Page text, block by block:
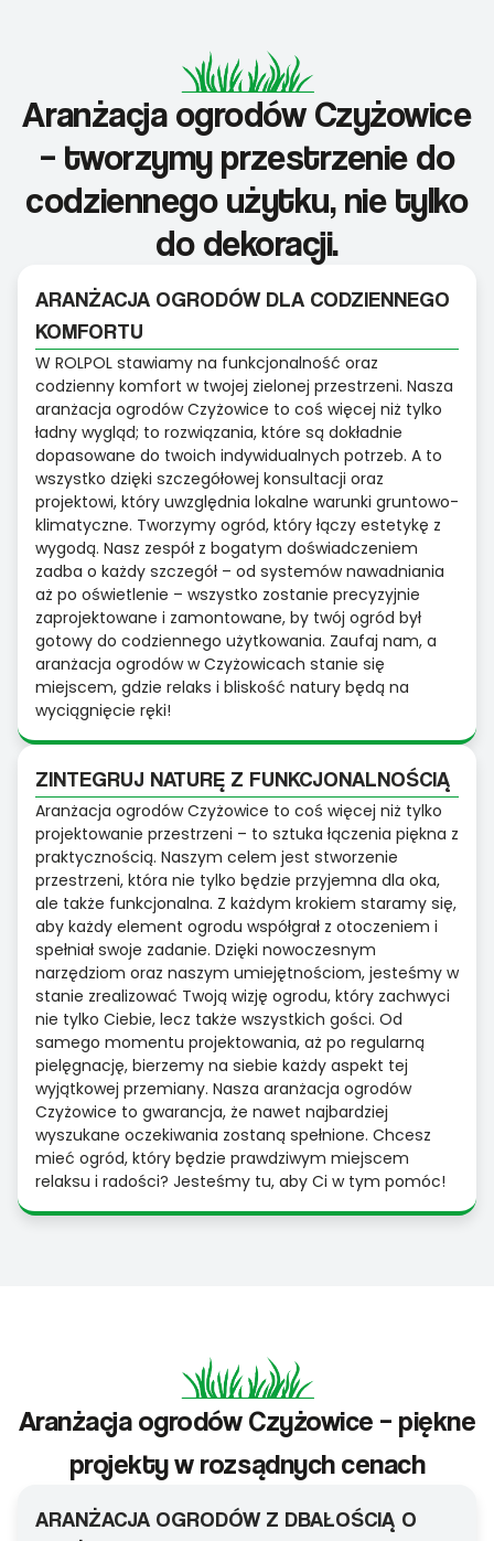
Aranżacja ogrodów Czyżowice
– tworzymy przestrzenie do
codziennego użytku, nie tylko
do dekoracji.
ARANŻACJA OGRODÓW DLA CODZIENNEGO
KOMFORTU
W ROLPOL stawiamy na funkcjonalność oraz
codzienny komfort w twojej zielonej przestrzeni. Nasza
aranżacja ogrodów Czyżowice to coś więcej niż tylko
ładny wygląd; to rozwiązania, które są dokładnie
dopasowane do twoich indywidualnych potrzeb. A to
wszystko dzięki szczegółowej konsultacji oraz
projektowi, który uwzględnia lokalne warunki gruntowo-
klimatyczne. Tworzymy ogród, który łączy estetykę z
wygodą. Nasz zespół z bogatym doświadczeniem
zadba o każdy szczegół – od systemów nawadniania
aż po oświetlenie – wszystko zostanie precyzyjnie
zaprojektowane i zamontowane, by twój ogród był
gotowy do codziennego użytkowania. Zaufaj nam, a
aranżacja ogrodów w Czyżowicach stanie się
miejscem, gdzie relaks i bliskość natury będą na
wyciągnięcie ręki!
ZINTEGRUJ NATURĘ Z FUNKCJONALNOŚCIĄ
Aranżacja ogrodów Czyżowice to coś więcej niż tylko
projektowanie przestrzeni – to sztuka łączenia piękna z
praktycznością. Naszym celem jest stworzenie
przestrzeni, która nie tylko będzie przyjemna dla oka,
ale także funkcjonalna. Z każdym krokiem staramy się,
aby każdy element ogrodu współgrał z otoczeniem i
spełniał swoje zadanie. Dzięki nowoczesnym
narzędziom oraz naszym umiejętnościom, jesteśmy w
stanie zrealizować Twoją wizję ogrodu, który zachwyci
nie tylko Ciebie, lecz także wszystkich gości. Od
samego momentu projektowania, aż po regularną
pielęgnację, bierzemy na siebie każdy aspekt tej
wyjątkowej przemiany. Nasza aranżacja ogrodów
Czyżowice to gwarancja, że nawet najbardziej
wyszukane oczekiwania zostaną spełnione. Chcesz
mieć ogród, który będzie prawdziwym miejscem
relaksu i radości? Jesteśmy tu, aby Ci w tym pomóc!
Aranżacja ogrodów Czyżowice – piękne
projekty w rozsądnych cenach
ARANŻACJA OGRODÓW Z DBAŁOŚCIĄ O